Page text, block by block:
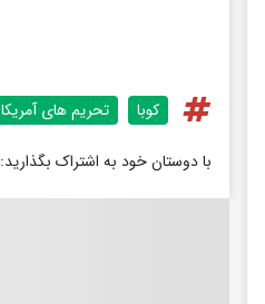
کوبا تحریم های آمریکا
با دوستان خود به اشتراک بگذارید: